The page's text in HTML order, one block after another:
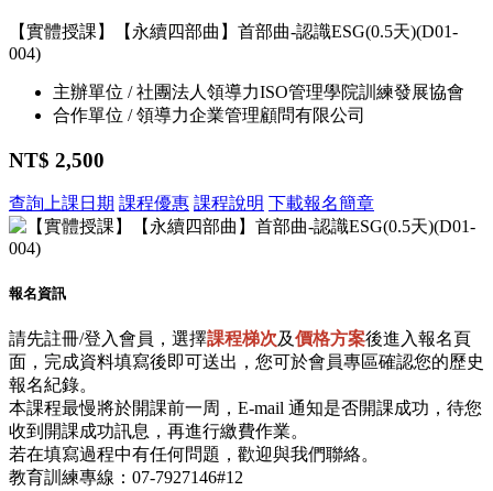
【實體授課】【永續四部曲】首部曲-認識ESG(0.5天)(D01-
004)
主辦單位 / 社團法人領導力ISO管理學院訓練發展協會
合作單位 / 領導力企業管理顧問有限公司
NT$ 2,500
查詢上課日期 課程優惠 課程說明 下載報名簡章
報名資訊
請先註冊/登入會員，選擇課程梯次及價格方案後進入報名頁
面，完成資料填寫後即可送出，您可於會員專區確認您的歷史
報名紀錄。
本課程最慢將於開課前一周，E-mail 通知是否開課成功，待您
收到開課成功訊息，再進行繳費作業。
若在填寫過程中有任何問題，歡迎與我們聯絡。
教育訓練專線：07-7927146#12